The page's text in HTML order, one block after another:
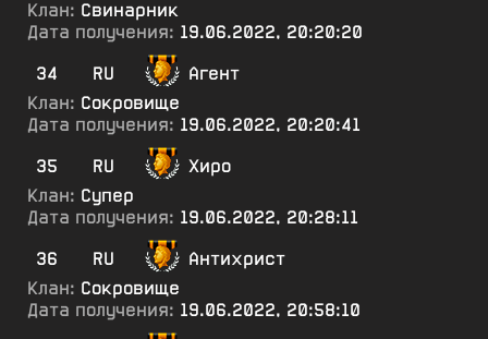
Клан: Свинарник
Дата получения: 19.06.2022, 20:20:20
34
RU
Агент
Клан: Сокровище
Дата получения: 19.06.2022, 20:20:41
35
RU
Хиро
Клан: Супер
Дата получения: 19.06.2022, 20:28:11
36
RU
Антихрист
Клан: Сокровище
Дата получения: 19.06.2022, 20:58:10